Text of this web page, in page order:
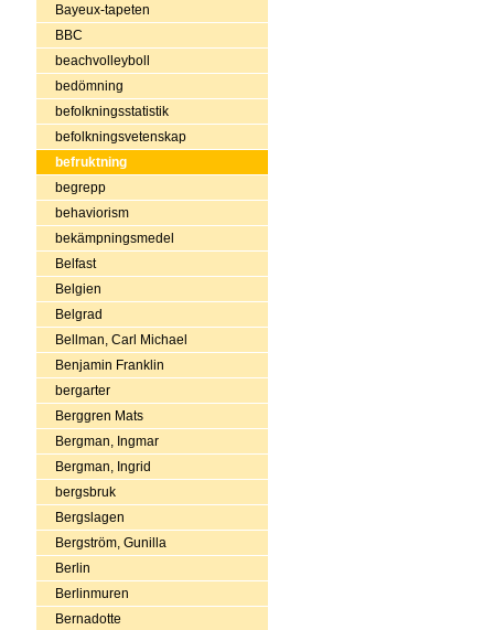
Bayeux-tapeten
BBC
beachvolleyboll
bedömning
befolkningsstatistik
befolkningsvetenskap
befruktning
begrepp
behaviorism
bekämpningsmedel
Belfast
Belgien
Belgrad
Bellman, Carl Michael
Benjamin Franklin
bergarter
Berggren Mats
Bergman, Ingmar
Bergman, Ingrid
bergsbruk
Bergslagen
Bergström, Gunilla
Berlin
Berlinmuren
Bernadotte